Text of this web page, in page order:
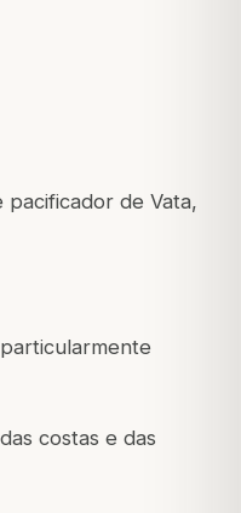
pacificador de Vata,
costas e das